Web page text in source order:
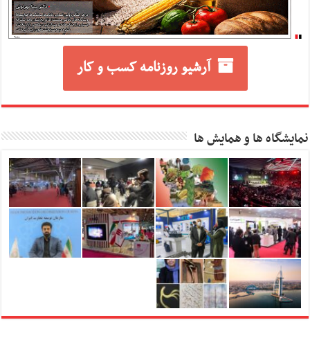
آرشیو روزنامه کسب و کار
نمایشگاه ها و همایش ها